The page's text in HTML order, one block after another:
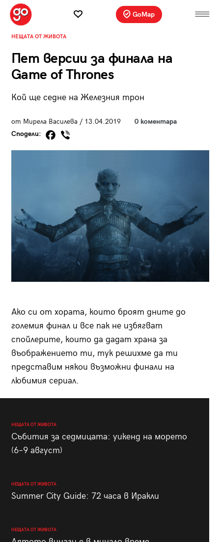
GoMap
НЕЩАТА ОТ ЖИВОТА
Пет версии за финала на
Game of Тhrones
Кой ще седне на Железния трон
от Мирела Василева / 13.04.2019
0 коментара
Сподели:
Ако си от хората, които броят дните до
големия финал и все пак не избягват
спойлерите, които да дадат храна за
въображението ти, тук решихме да ти
представим някои възможни финали на
любимия сериал.
НЕЩАТА ОТ ЖИВОТА
Събития за седмицата: уикенд на морето
(6–9 август)
НЕЩАТА ОТ ЖИВОТА
Summer City Guide: 72 часа в Иракли
НЕЩАТА ОТ ЖИВОТА